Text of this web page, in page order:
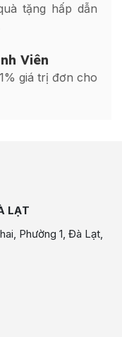
tặng hấp dẫn
Viên
giá trị đơn cho
LẠT
Phường 1, Đà Lạt,